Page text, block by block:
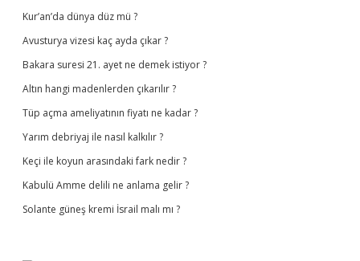
Kur’an’da dünya düz mü ?
Avusturya vizesi kaç ayda çıkar ?
Bakara suresi 21. ayet ne demek istiyor ?
Altın hangi madenlerden çıkarılır ?
Tüp açma ameliyatının fiyatı ne kadar ?
Yarım debriyaj ile nasıl kalkılır ?
Keçi ile koyun arasındaki fark nedir ?
Kabulü Amme delili ne anlama gelir ?
Solante güneş kremi İsrail malı mı ?